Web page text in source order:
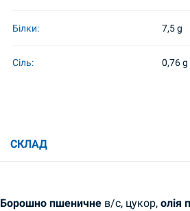
Білки: 7,5 g
Сіль: 0,76 g
СКЛАД
Борошно пшеничне в/с, цукор, олія